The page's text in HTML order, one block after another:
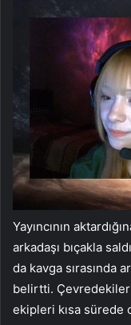
Yayıncının
arkadaşı bıçakla
da kavga sırasında
belirtti.
ekipleri kısa sürede